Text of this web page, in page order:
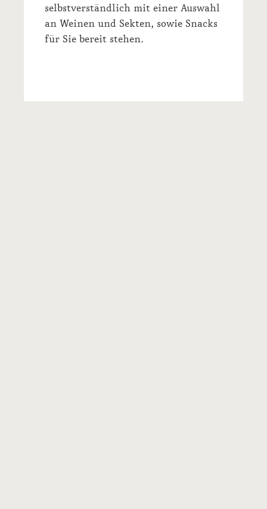
selbstverständlich mit einer Auswahl
an Weinen und Sekten, sowie Snacks
für Sie bereit stehen.